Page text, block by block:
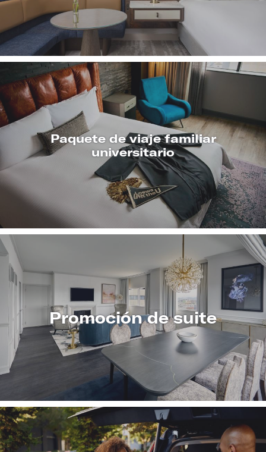
CONOZCA
MÁS
Paquete de viaje familiar
universitario
CONOZCA
MÁS
Promoción de suite
CONOZCA